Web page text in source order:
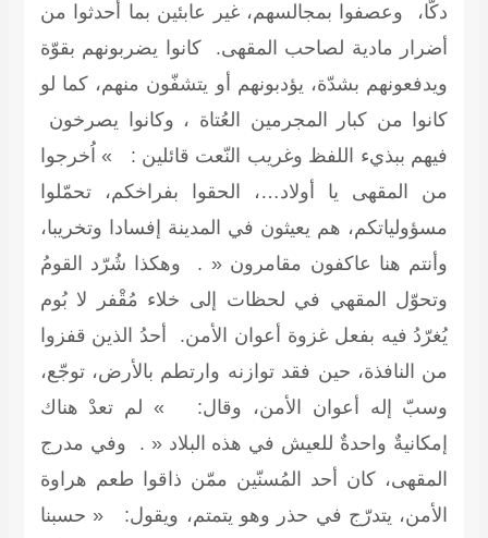
دكّا، وعصفوا بمجالسهم، غير عابئين بما أحدثوا من
أضرار مادية لصاحب المقهى. كانوا يضربونهم بقوّة
ويدفعونهم بشدّة، يؤدبونهم أو يتشفّون منهم، كما لو
كانوا من كبار المجرمين العُتاة ، وكانوا يصرخون
فيهم ببذيء اللفظ وغريب النّعت قائلين : » اُخرجوا
من المقهى يا أولاد…، الحقوا بفراخكم، تحمّلوا
مسؤولياتكم، هم يعيثون في المدينة إفسادا وتخريبا،
وأنتم هنا عاكفون مقامرون « . وهكذا شُرّد القومُ
وتحوّل المقهي في لحظات إلى خلاء مُقْفر لا بُوم
يُغرّدُ فيه بفعل غزوة أعوان الأمن. أحدُ الذين قفزوا
من النافذة، حين فقد توازنه وارتطم بالأرض، توجّع،
وسبّ إله أعوان الأمن، وقال: » لم تعدْ هناك
إمكانيةٌ واحدةٌ للعيش في هذه البلاد « . وفي مدرج
المقهى، كان أحد المُسنّين ممّن ذاقوا طعم هراوة
الأمن، يتدرّج في حذر وهو يتمتم، ويقول: « حسبنا